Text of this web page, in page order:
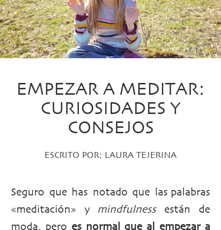
EMPEZAR A MEDITAR:
CURIOSIDADES Y
CONSEJOS
ESCRITO POR: LAURA TEJERINA
Seguro que has notado que las palabras
«meditación» y mindfulnessestán de
moda, pero es normal que al empezar a